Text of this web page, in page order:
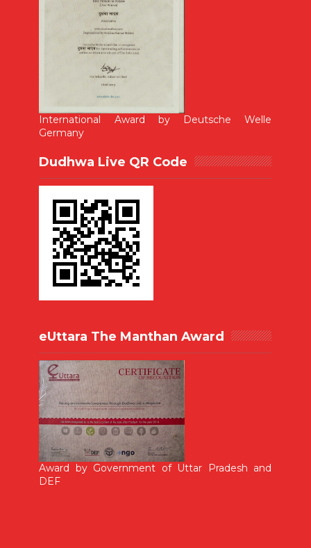
International Award by Deutsche Welle
Germany
Dudhwa Live QR Code
eUttara The Manthan Award
Award by Government of Uttar Pradesh and
DEF